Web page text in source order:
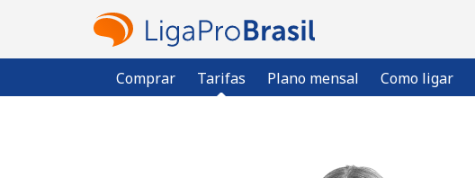
Comprar Tarifas Plano mensal Como ligar